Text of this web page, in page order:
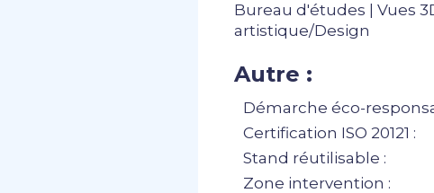
Bureau d'études | Vues
artistique/Design
Autre :
Démarche éco-
Certification ISO 20121 :
Stand réutilisable :
Zone intervention :